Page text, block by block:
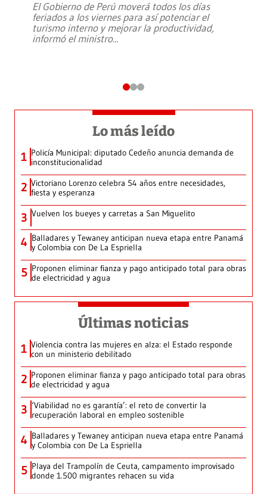
El Gobierno de Perú moverá todos los días
feriados a los viernes para así potenciar el
turismo interno y mejorar la productividad,
informó el ministro...
Lo más leído
1 Policía Municipal: diputado Cedeño anuncia demanda de
inconstitucionalidad
2 Victoriano Lorenzo celebra 54 años entre necesidades,
fiesta y esperanza
3 Vuelven los bueyes y carretas a San Miguelito
4 Balladares y Tewaney anticipan nueva etapa entre Panamá
y Colombia con De La Espriella
5 Proponen eliminar fianza y pago anticipado total para obras
de electricidad y agua
Últimas noticias
1 Violencia contra las mujeres en alza: el Estado responde
con un ministerio debilitado
2 Proponen eliminar fianza y pago anticipado total para obras
de electricidad y agua
3 ‘Viabilidad no es garantía’: el reto de convertir la
recuperación laboral en empleo sostenible
4 Balladares y Tewaney anticipan nueva etapa entre Panamá
y Colombia con De La Espriella
5 Playa del Trampolín de Ceuta, campamento improvisado
donde 1.500 migrantes rehacen su vida